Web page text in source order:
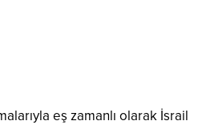
eş zamanlı olarak İsrail